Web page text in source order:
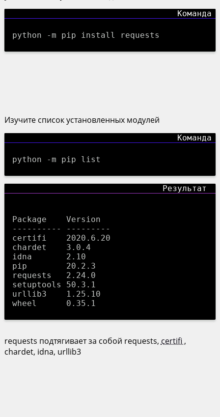
python -m pip install requests
Изучите список установленных модулей
python -m pip list
Package    Version
---------- ---------
certifi    2020.6.20
chardet    3.0.4
idna       2.10
pip        20.2.3
requests   2.24.0
setuptools 50.3.1
urllib3    1.25.10
requests подтягивает за собой requests, certifi ,
chardet, idna, urllib3